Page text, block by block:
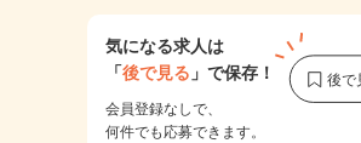
気になる求人は
「後で見る 」で保存！
会員登録なしで、
何件でも応募できます。